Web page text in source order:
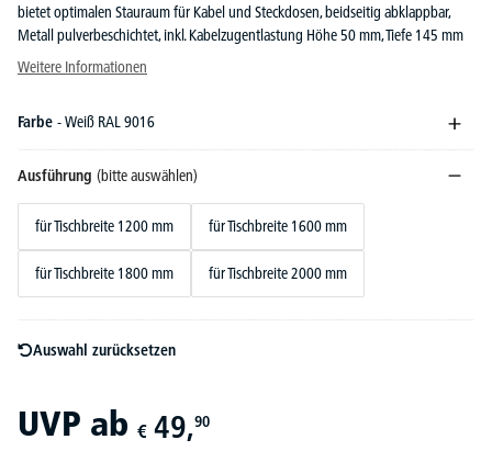
bietet optimalen Stauraum für Kabel und Steckdosen, beidseitig abklappbar,
Metall pulverbeschichtet, inkl. Kabelzugentlastung Höhe 50 mm, Tiefe 145 mm
Weitere Informationen
Farbe - Weiß RAL 9016
Ausführung (bitte auswählen)
für Tischbreite 1200 mm für Tischbreite 1600 mm
für Tischbreite 1800 mm für Tischbreite 2000 mm
Auswahl zurücksetzen
UVP ab € 49,90